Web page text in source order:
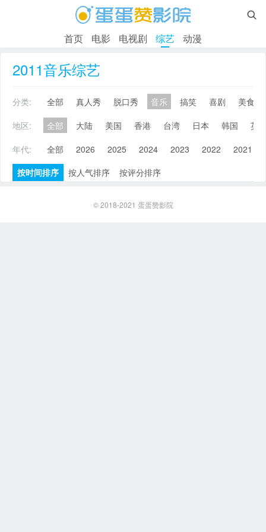

首页 电影 电视剧 综艺 动漫
2011音乐综艺
分类: 全部 真人秀 脱口秀 音乐 搞笑 喜剧
美食
地区:
全部 大陆 美国 香港 台湾 日本 韩国
英
年代:
全部 2026 2025 2024 2023 2022 2021
按时间排序
按人气排序 按评分排序
© 2018-2021 蛋蛋赞影院